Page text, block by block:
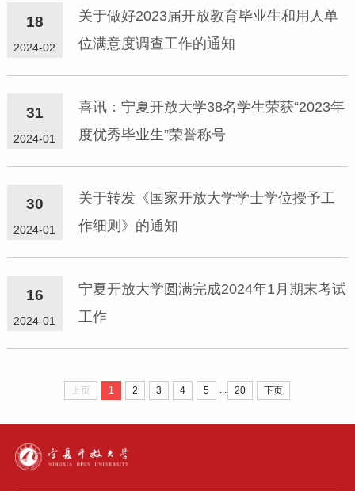
18
2024-02
关于做好2023届开放教育毕业生和用人单
位满意度调查工作的通知
31
2024-01
喜讯：宁夏开放大学38名学生荣获“2023年
度优秀毕业生”荣誉称号
30
2024-01
关于转发《国家开放大学学士学位授予工
作细则》的通知
16
2024-01
宁夏开放大学圆满完成2024年1月期末考试
工作
上页 1 2 3 4 5 ... 20 下页